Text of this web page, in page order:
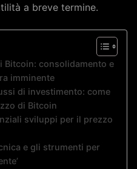
a breve termine.
Bitcoin: consolidamento e
imminente
di investimento: come
di Bitcoin
sviluppi per il prezzo
e gli strumenti per